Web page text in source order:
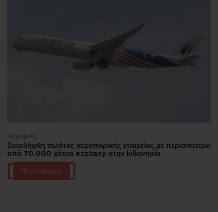
Δημοφιλή
Συνελήφθη πιλότος αεροπορικής εταιρείας με περισσότερα
από 70.000 χάπια ecstasy στην Ινδονησία
Περισσότερα